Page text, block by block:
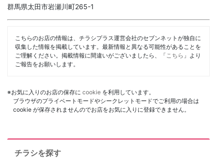
群馬県太田市岩瀬川町265-1
こちらのお店の情報は、チラシプラス運営会社のセブンネットが独自に
収集した情報を掲載しています。最新情報と異なる可能性があることを
ご理解ください。掲載情報に間違いがございましたら、「 こちら 」より
ご報告をお願いします。
※お気に入りのお店の保存に cookie を利用しています。
ブラウザのプライベートモードやシークレットモードでご利用の場合は
cookie が保存されませんのでお店をお気に入りに登録できません。
チラシを探す